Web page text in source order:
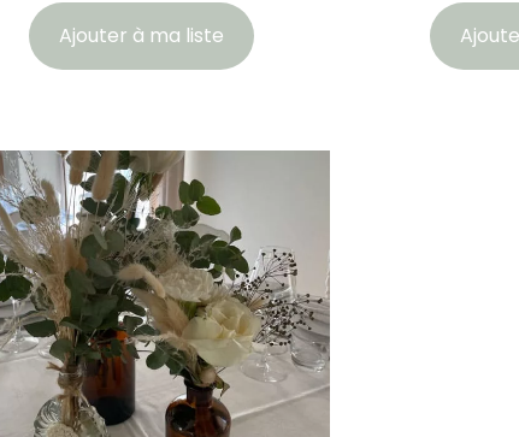
Ajouter à ma liste